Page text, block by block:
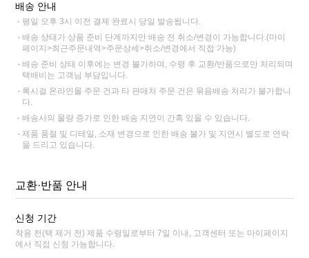
배송 안내
평일 오후 3시 이전 결제 완료시 당일 발송됩니다.
배송 상태가 상품 준비 단계까지만 배송 전 취소/변경이 가능합니다.(마이
페이지>최근주문내역>주문상세>취소/변경에서 직접 가능)
배송 준비 상태 이후에는 변경 불가하며, 수령 후 교환/반품으로만 처리되며
택배비는 고객님 부담입니다.
록시걸 온라인몰 주문 건과 타 판매처 주문 건은 묶음배송 처리가 불가합니
다.
배송사의 물량 증가로 인한 배송 지연이 간혹 있을 수 있습니다.
제품 품절 및 디테일, 소재 변경으로 인한 배송 불가 및 지연시 별도로 연락
을 드리고 있습니다.
교환·반품 안내
신청 기간
착용 전(택 제거 전) 제품 수령일로부터 7일 이내, 고객센터 또는 마이페이지
에서 직접 신청 가능합니다.